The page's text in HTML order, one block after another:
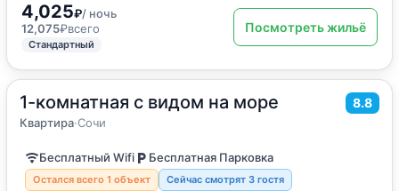
4,025₽/ ночь
12,075₽всего
Стандартный
Посмотреть жильё
1-комнатная с видом на море 8.8
Квартира·Сочи
35м2· 4 гостя
Квартира
Бесплатный Wifi Бесплатная Парковка
Остался всего 1 объект Сейчас смотрят 3 гостя